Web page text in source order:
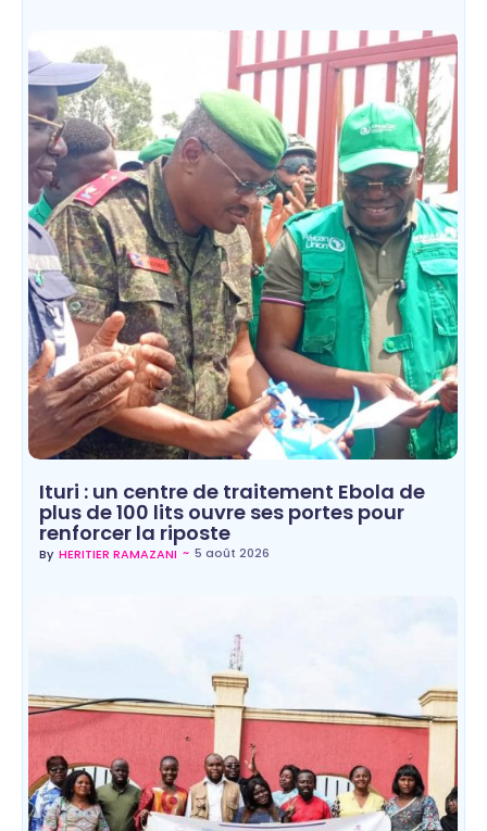
Ituri : un centre de traitement Ebola de
plus de 100 lits ouvre ses portes pour
renforcer la riposte
By HERITIER RAMAZANI ~ 5 août 2026